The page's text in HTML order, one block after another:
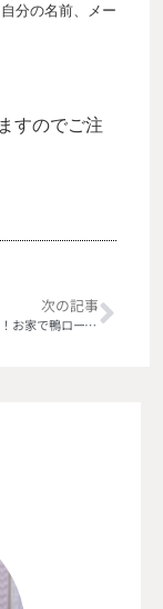
分の名前、メー
すのでご注
次の記事
赤ワインに最高！お家で鴨ロースト